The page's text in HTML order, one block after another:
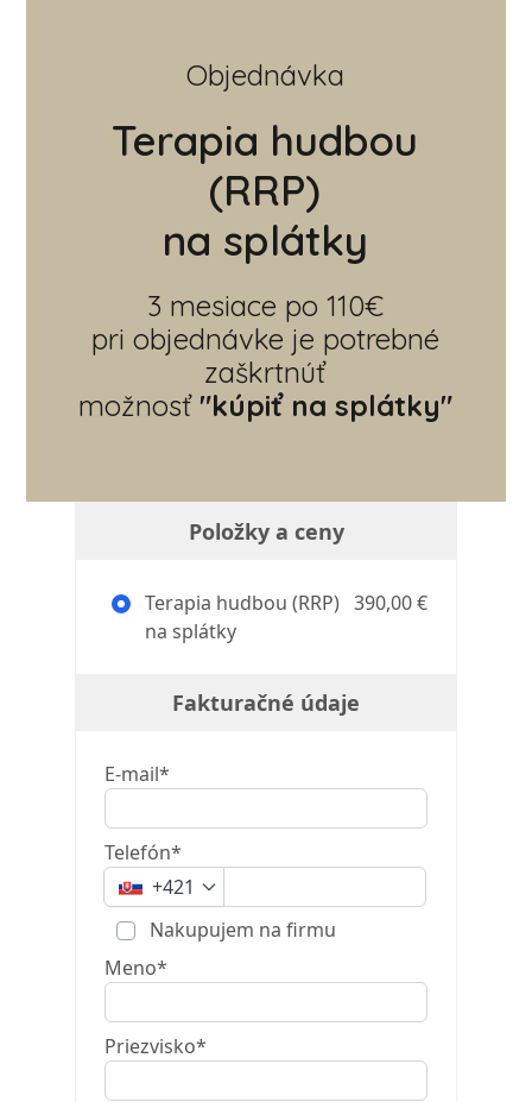
Objednávka
Terapia hudbou
(RRP)
na splátky
3 mesiace po 110€
pri objednávke je potrebné
zaškrtnúť
možnosť "kúpiť na splátky"
Položky a ceny
Terapia hudbou (RRP)
na splátky
390,00 €
Fakturačné údaje
E-mail*
Telefón*
+421
Nakupujem na firmu
Meno*
Priezvisko*